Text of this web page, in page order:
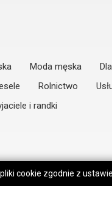
Moda męska
Rolnictwo
i randki
cookie zgodnie z